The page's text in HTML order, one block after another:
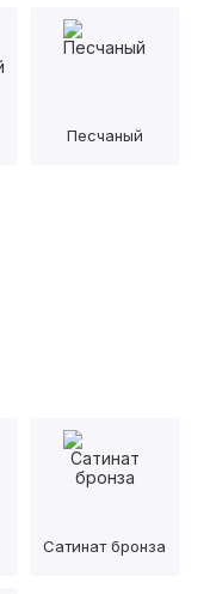
Песчаный
Сатинат бронза